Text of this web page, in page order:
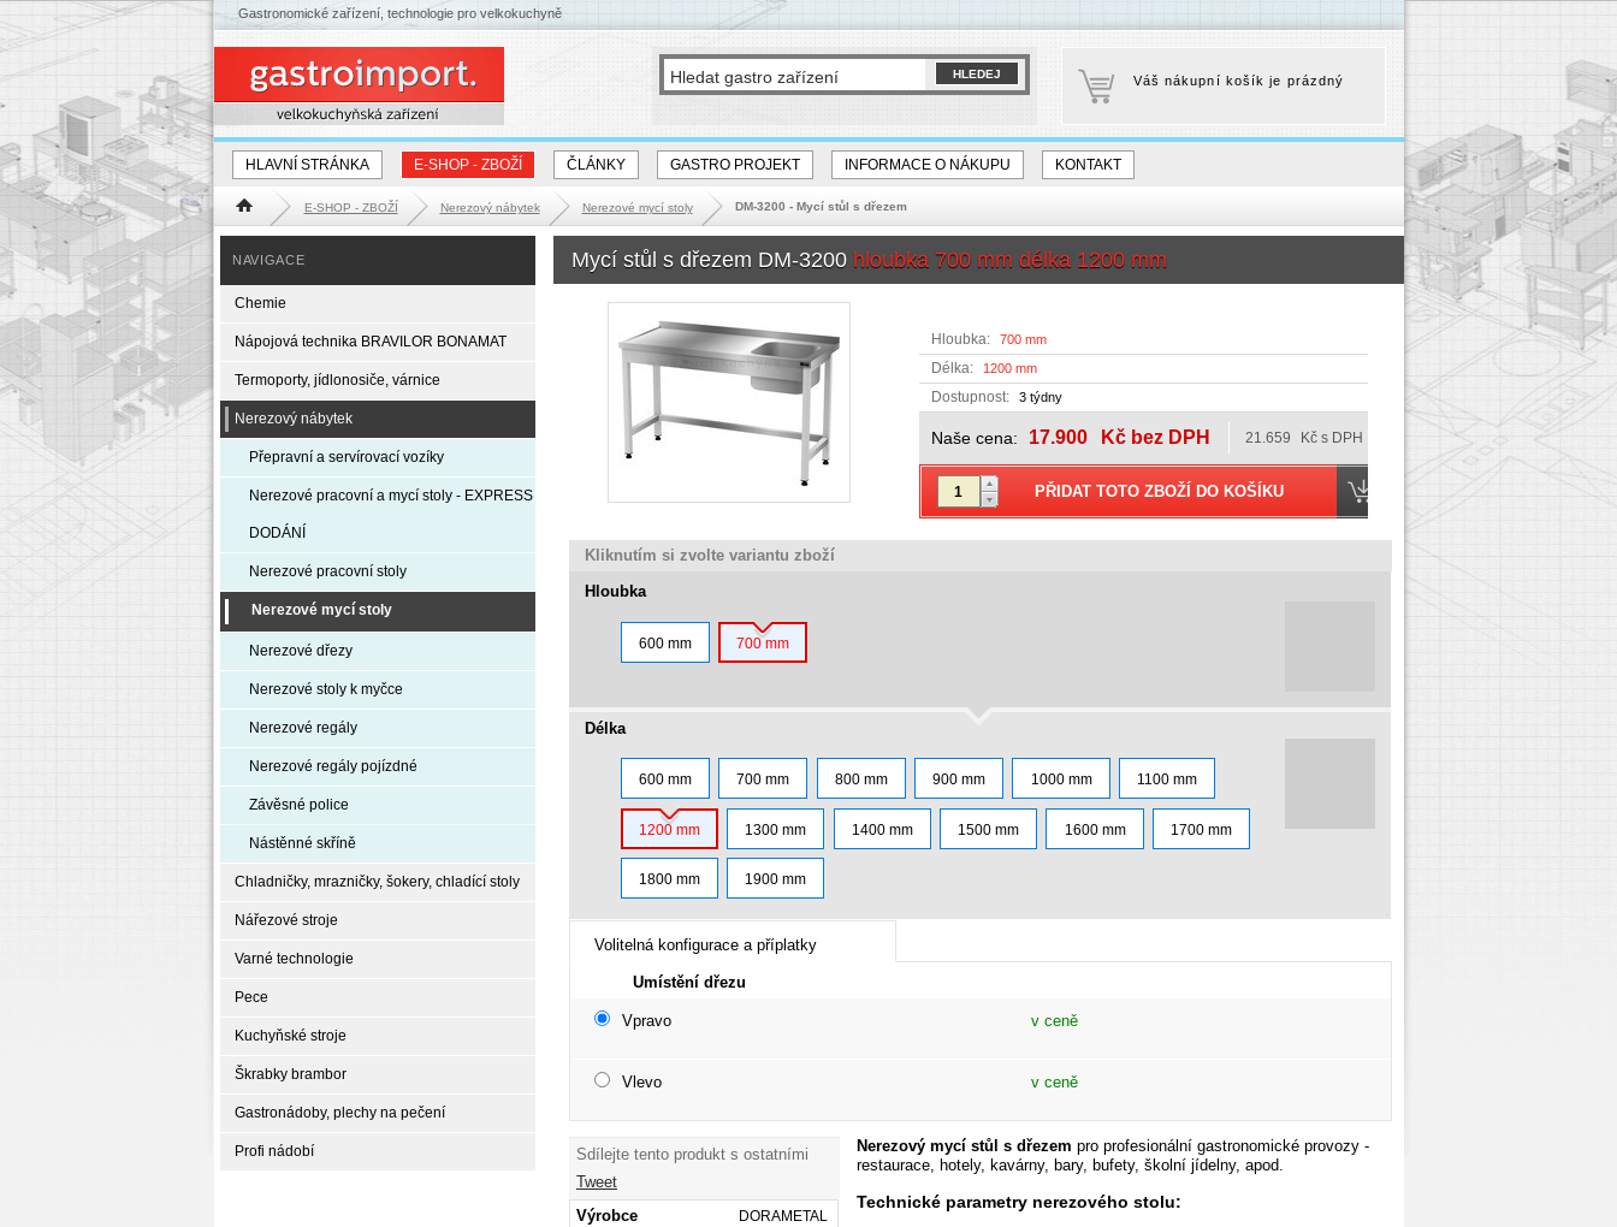
HLAVNÍ STRÁNKA E-SHOP - ZBOŽÍ ČLÁNKY GASTRO PROJEKT INFORMACE O NÁKUPU KONTAKT
Hlavní stránka E-SHOP - ZBOŽÍ Nerezový nábytek Nerezové mycí stoly DM-3200 - Mycí stůl s dřezem
Mycí stůl s dřezem DM-3200 hloubka 700 mm délka 1200 mm
Hloubka: 700 mm
Délka: 1200 mm
Dostupnost: 3 týdny
Naše cena: 17.900 Kč bez DPH 21.659 Kč s DPH
Kliknutím si zvolte variantu zboží
Hloubka
600 mm 700 mm
Délka
600 mm 700 mm 800 mm 900 mm 1000 mm 1100 mm
1200 mm 1300 mm 1400 mm 1500 mm 1600 mm 1700 mm
1800 mm 1900 mm
Volitelná konfigurace a příplatky
Umístění dřezu
Vpravo v ceně
Vlevo v ceně
Sdílejte tento produkt s ostatními
Tweet
Výrobce
DORAMETAL
Nerezový mycí stůl s dřezem pro profesionální gastronomické provozy -
restaurace, hotely, kavárny, bary, bufety, školní jídelny, apod.
Technické parametry nerezového stolu:
NAVIGACE
Chemie
Nápojová technika BRAVILOR BONAMAT
Termoporty, jídlonosiče, várnice
Nerezový nábytek
Přepravní a servírovací vozíky
Nerezové pracovní a mycí stoly - EXPRESS
DODÁNÍ
Nerezové pracovní stoly
Nerezové mycí stoly
Nerezové dřezy
Nerezové stoly k myčce
Nerezové regály
Nerezové regály pojízdné
Závěsné police
Nástěnné skříně
Chladničky, mrazničky, šokery, chladící stoly
Nářezové stroje
Varné technologie
Pece
Kuchyňské stroje
Škrabky brambor
Gastronádoby, plechy na pečení
Profi nádobí
Gastronomické zařízení, technologie pro velkokuchyně
Váš nákupní košík je prázdný